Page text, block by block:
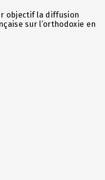
objectif la diffusion
sur l’orthodoxie en